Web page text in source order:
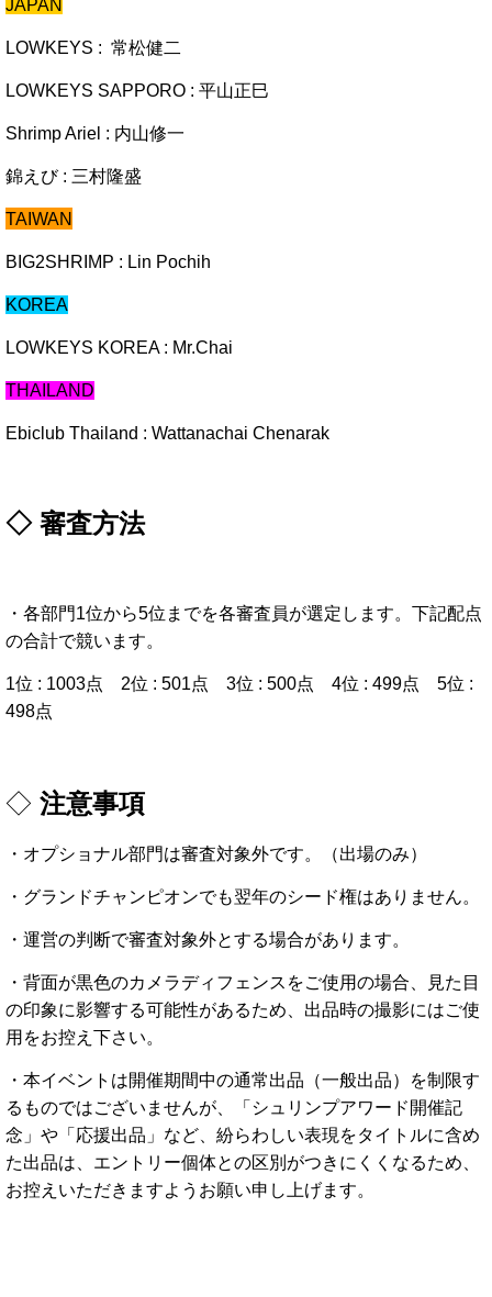
JAPAN
LOWKEYS : 常松健二
LOWKEYS SAPPORO : 平山正巳
Shrimp Ariel : 内山修一
錦えび : 三村隆盛
TAIWAN
BIG2SHRIMP : Lin Pochih
KOREA
LOWKEYS KOREA : Mr.Chai
THAILAND
Ebiclub Thailand : Wattanachai Chenarak
◇ 審査方法
・各部門1位から5位までを各審査員が選定します。下記配点
の合計で競います。
1位 : 1003点 2位 : 501点 3位 : 500点 4位 : 499点 5位 :
498点
◇ 注意事項
・オプショナル部門は審査対象外です。（出場のみ）
・グランドチャンピオンでも翌年のシード権はありません。
・運営の判断で審査対象外とする場合があります。
・背面が黒色のカメラディフェンス をご使用の場合、
見た目
の印象に影響する可能性があるため、 出品時の撮影にはご使
用 をお控え下さい。
・本イベント は開催期間中の通常出品（一般出品） を制限す
る ものではございま せんが、 「 シ ュ リンプアワード 開催記
念」 や「 応援出品」 など、 紛らわしい表現 をタイトルに含め
た出品は、 エントリー個体との区別 がつき に く く なるため、
お控え いただきますよう お願い申 し 上げます。